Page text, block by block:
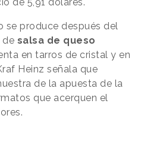
se produce después del
de salsa de queso
en tarros de cristal y en
Heinz señala que
de la apuesta de la
que acerquen el